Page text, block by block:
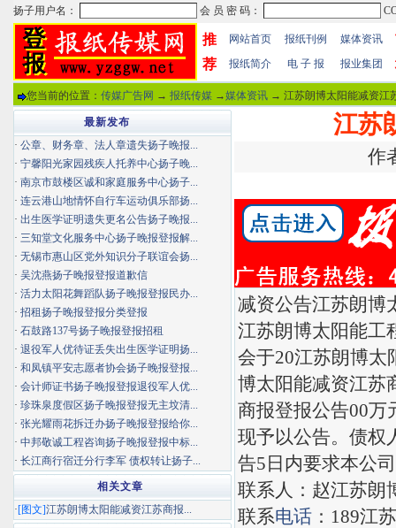
推
荐
网站首页 报纸刊例 媒体资讯
报纸简介 电 子 报 报业集团
您当前的位置： 传媒广告网 → 报纸传媒 →媒体资讯 → 江苏朗博太阳能减资江
江苏
作
减资公告江苏朗博
江苏朗博太阳能工
会于20江苏朗博太
博太阳能减资江苏
商报登报公告00万
现予以公告。债权
告5日内要求本公
联系人：赵江苏朗
联系电话 ：189江
最新发布
· 公章、财务章、法人章遗失扬子晚报...
· 宁馨阳光家园残疾人托养中心扬子晚...
· 南京市鼓楼区诚和家庭服务中心扬子...
· 连云港山地情怀自行车运动俱乐部扬...
· 出生医学证明遗失更名公告扬子晚报...
· 三知堂文化服务中心扬子晚报登报解...
· 无锡市惠山区党外知识分子联谊会扬...
· 吴沈燕扬子晚报登报道歉信
· 活力太阳花舞蹈队扬子晚报登报民办...
· 招租扬子晚报登报分类登报
· 石鼓路137号扬子晚报登报招租
· 退役军人优待证丢失出生医学证明扬...
· 和凤镇平安志愿者协会扬子晚报登报...
· 会计师证书扬子晚报登报退役军人优...
· 珍珠泉度假区扬子晚报登报无主坟清...
· 张光耀雨花拆迁办扬子晚报登报给你...
· 中邦敬诚工程咨询扬子晚报登报中标...
· 长江商行宿迁分行李军 债权转让扬子...
相关文章
·[图文]江苏朗博太阳能减资江苏商报...